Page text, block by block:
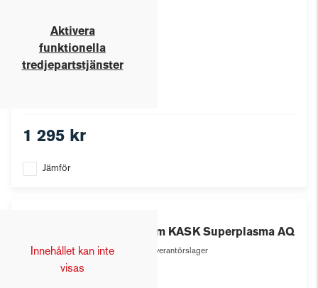
Aktivera
funktionella
tredjepartstjänster
1 295 kr
Jämför
Innehållet kan inte
visas
Hjälm KASK Superplasma AQ
Leverantörslager